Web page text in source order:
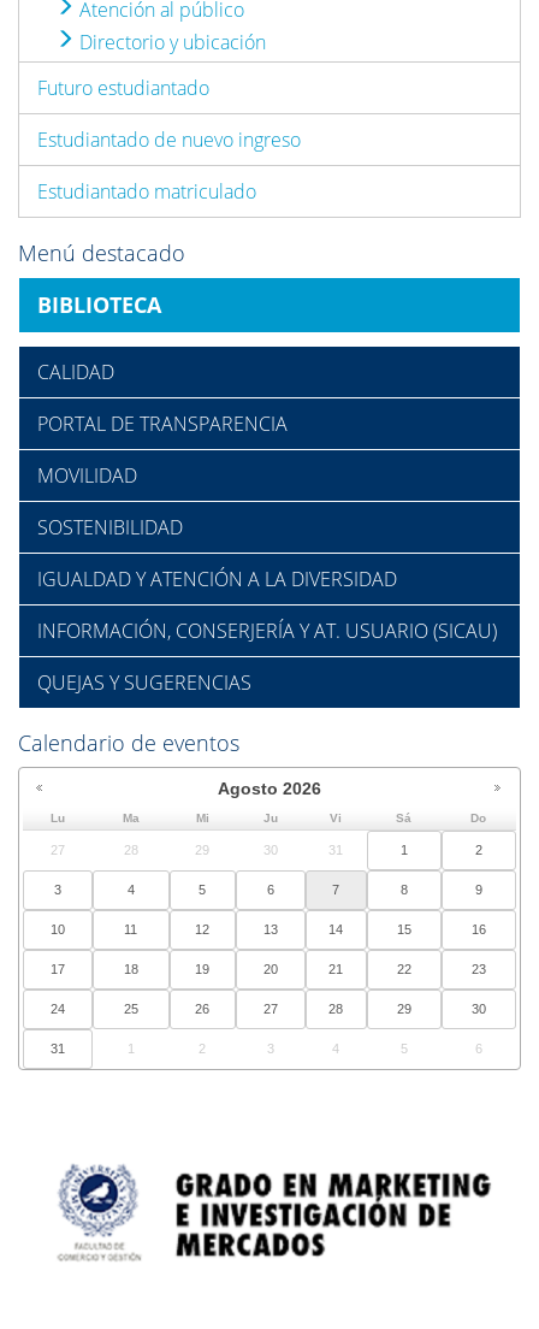
Atención al público
Directorio y ubicación
Futuro estudiantado
Estudiantado de nuevo ingreso
Estudiantado matriculado
Menú destacado
BIBLIOTECA
CALIDAD
PORTAL DE TRANSPARENCIA
MOVILIDAD
SOSTENIBILIDAD
IGUALDAD Y ATENCIÓN A LA DIVERSIDAD
INFORMACIÓN, CONSERJERÍA Y AT. USUARIO (SICAU)
QUEJAS Y SUGERENCIAS
Calendario de eventos
Agosto 2026
Lu Ma Mi Ju Vi Sá Do
27 28 29 30 31 1 2
3 4 5 6 7 8 9
10 11 12 13 14 15 16
17 18 19 20 21 22 23
24 25 26 27 28 29 30
31 1 2 3 4 5 6